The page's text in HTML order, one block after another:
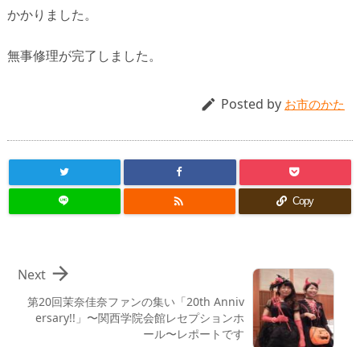
かかりました。
無事修理が完了しました。
 Posted by お市のかた
 Copy
第20回茉奈佳奈ファンの集い「20th Anniv
ersary!!」〜関西学院会館レセプションホ
ール〜レポートです

Next